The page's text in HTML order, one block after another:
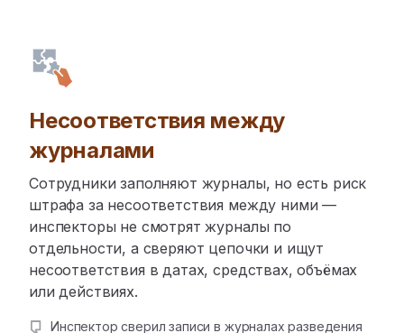
Несоответствия между
журналами
Сотрудники заполняют журналы, но есть риск
штрафа за несоответствия между ними —
инспекторы не смотрят журналы по
отдельности, а сверяют цепочки и ищут
несоответствия в датах, средствах, объёмах
или действиях.
Инспектор сверил записи в журналах разведения